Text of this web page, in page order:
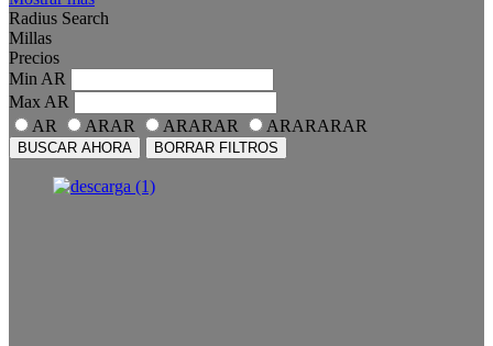
Radius Search
Millas
Precios
Min AR
Max AR
AR
ARAR ARARAR ARARARAR
BUSCAR AHORA BORRAR FILTROS